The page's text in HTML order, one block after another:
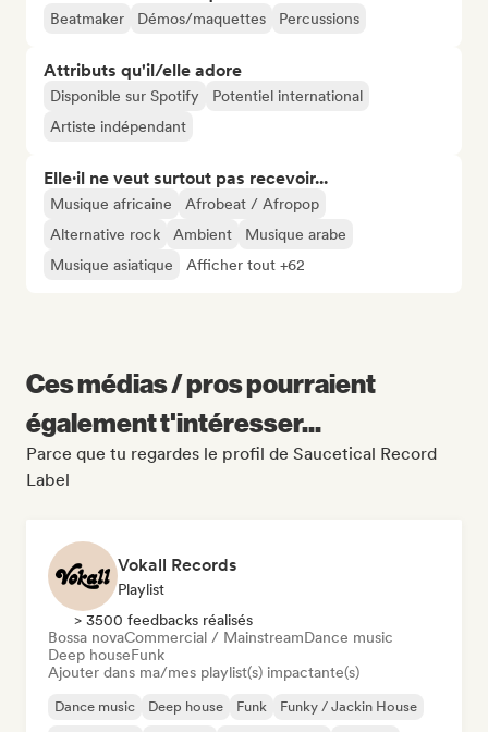
Beatmaker Démos/maquettes Percussions
Attributs qu'il/elle adore
Disponible sur Spotify
Potentiel international
Artiste indépendant
Elle·il ne veut surtout pas recevoir...
Musique africaine
Afrobeat / Afropop
Alternative rock
Ambient
Musique arabe
Musique asiatique
Afficher tout +62
Ces médias / pros pourraient
également t'intéresser...
Parce que tu regardes le profil de Saucetical Record
Label
Vokall Records
Playlist
> 3500 feedbacks réalisés
Bossa novaCommercial / MainstreamDance music
Deep houseFunk
Ajouter dans ma/mes playlist(s) impactante(s)
Dance music Deep house Funk
Funky / Jackin House